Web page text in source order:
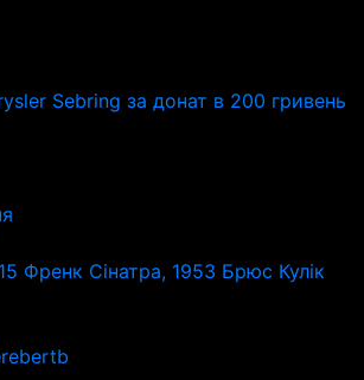
Sebring за донат в 200 гривень
Френк Сінатра, 1953 Брюс Кулік